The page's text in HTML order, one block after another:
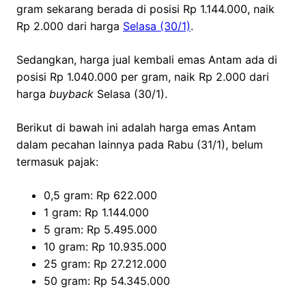
gram sekarang berada di posisi Rp 1.144.000, naik
Rp 2.000 dari harga Selasa (30/1).
Sedangkan, harga jual kembali emas Antam ada di
posisi Rp 1.040.000 per gram, naik Rp 2.000 dari
harga buyback Selasa (30/1).
Berikut di bawah ini adalah harga emas Antam
dalam pecahan lainnya pada Rabu (31/1), belum
termasuk pajak:
0,5 gram: Rp 622.000
1 gram: Rp 1.144.000
5 gram: Rp 5.495.000
10 gram: Rp 10.935.000
25 gram: Rp 27.212.000
50 gram: Rp 54.345.000